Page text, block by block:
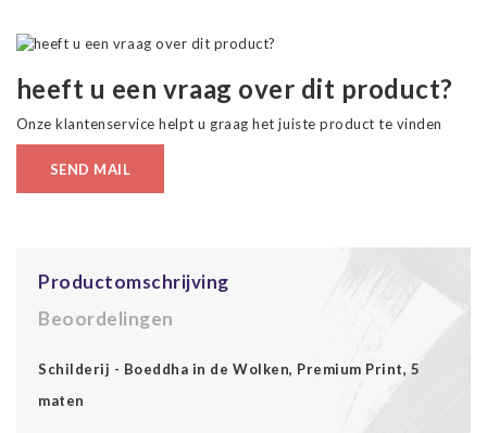
heeft u een vraag over dit product?
Onze klantenservice helpt u graag het juiste product te vinden
SEND MAIL
Productomschrijving
Beoordelingen
Schilderij - Boeddha in de Wolken, Premium Print, 5
maten